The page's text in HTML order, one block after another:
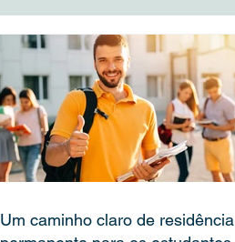
Um caminho claro de residência